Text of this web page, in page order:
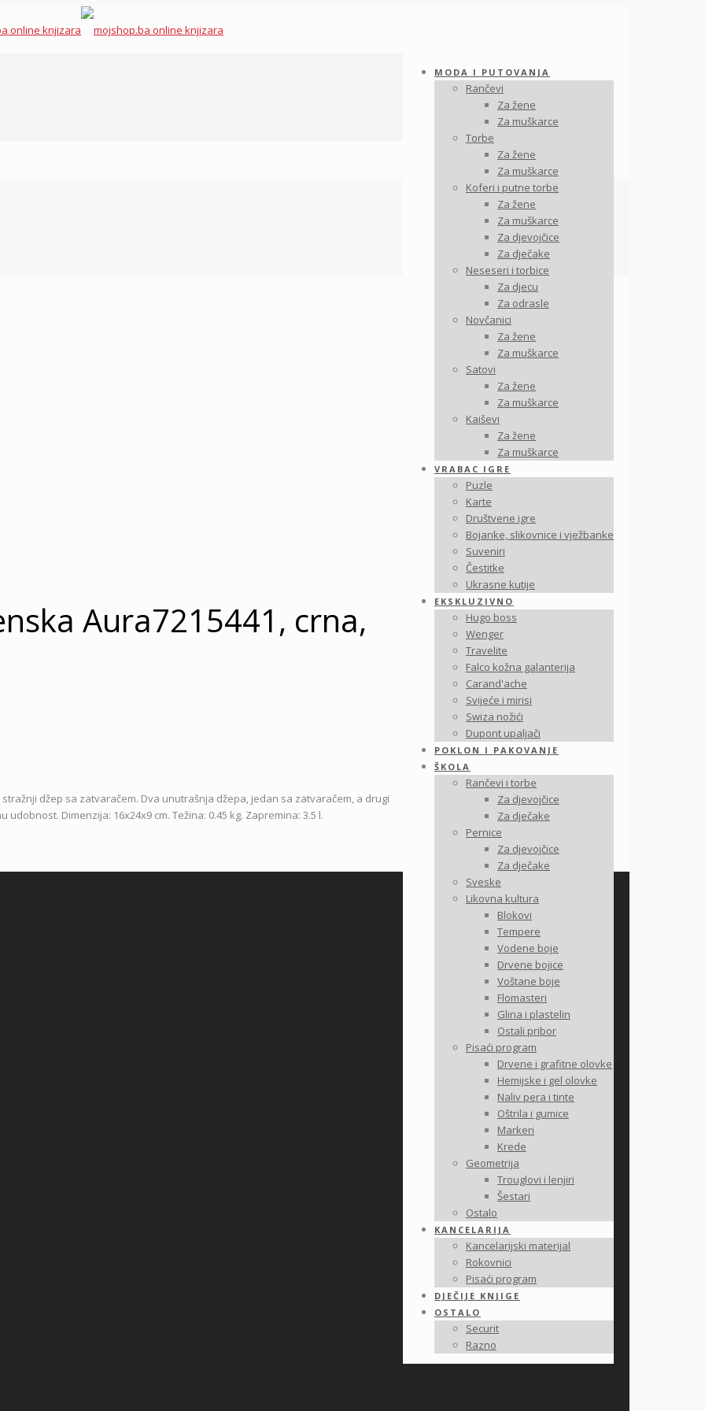
MODA I PUTOVANJA
Rančevi
Za žene
Za muškarce
Torbe
Za žene
Za muškarce
Koferi i putne torbe
Za žene
Za muškarce
Za djevojčice
Za dječake
Neseseri i torbice
Za djecu
Za odrasle
Novčanici
Za žene
Za muškarce
Satovi
Za žene
Za muškarce
Kaiševi
Za žene
Za muškarce
VRABAC IGRE
Puzle
Karte
Društvene igre
Bojanke, slikovnice i vježbanke
Suveniri
Čestitke
Ukrasne kutije
EKSKLUZIVNO
Hugo boss
Wenger
Travelite
Falco kožna galanterija
Carand'ache
Svijeće i mirisi
Swiza nožići
Dupont upaljači
POKLON I PAKOVANJE
ŠKOLA
Rančevi i torbe
Za djevojčice
Za dječake
Pernice
Za djevojčice
Za dječake
Sveske
Likovna kultura
Blokovi
Tempere
Vodene boje
Drvene bojice
Voštane boje
Flomasteri
Glina i plastelin
Ostali pribor
Pisaći program
Drvene i grafitne olovke
Hemijske i gel olovke
Naliv pera i tinte
Oštrila i gumice
Markeri
Krede
Geometrija
Trouglovi i lenjiri
Šestari
Ostalo
KANCELARIJA
Kancelarijski materijal
Rokovnici
Pisaći program
DJEČIJE KNJIGE
OSTALO
Securit
Razno
Aura7215441, crna,
džep sa zatvaračem. Dva unutrašnja džepa, jedan sa zatvaračem, a drugi
Dimenzija: 16x24x9 cm. Težina: 0.45 kg. Zapremina: 3.5 l.